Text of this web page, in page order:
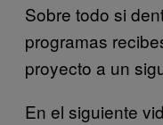
Sobre todo si
programas
proyecto a un
En el siguiente